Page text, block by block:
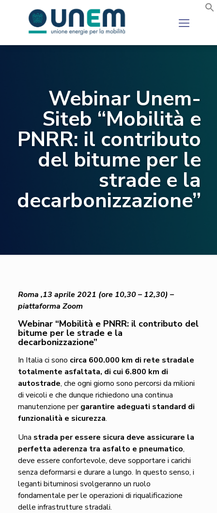
Webinar Unem-
Siteb “Mobilità e
PNRR: il contributo
del bitume per le
strade e la
decarbonizzazione”
Roma ,13 aprile 2021 (ore 10,30 – 12,30) –
piattaforma Zoom
Webinar “Mobilità e PNRR: il contributo del
bitume per le strade e la
decarbonizzazione”
In Italia ci sono circa 600.000 km di rete stradale
totalmente asfaltata, di cui 6.800 km di
autostrade, che ogni giorno sono percorsi da milioni
di veicoli e che dunque richiedono una continua
manutenzione pergarantire adeguati standard di
funzionalità e sicurezza.
Una strada per essere sicura deve assicurare la
perfetta aderenza tra asfalto e pneumatico,
deve essere confortevole, deve sopportare i carichi
senza deformarsi e durare a lungo. In questo senso, i
leganti bituminosi svolgeranno un ruolo
fondamentale per le operazioni di riqualificazione
delle infrastrutture stradali.